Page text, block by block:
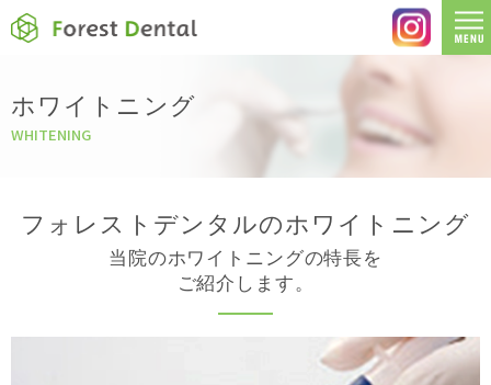
ホワイトニング
WHITENING
フォレストデンタルのホワイトニング
当院のホワイトニングの特長を
ご紹介します。